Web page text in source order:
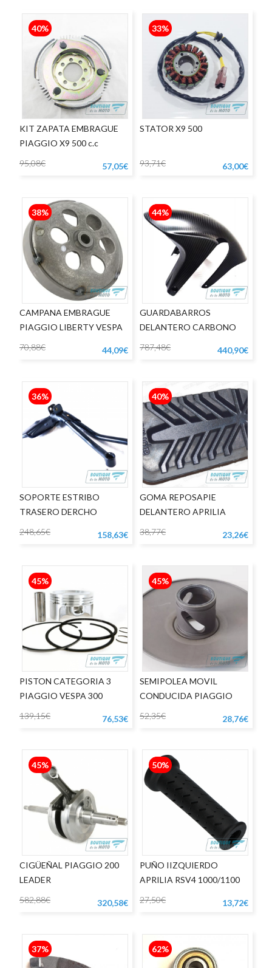
40%
KIT ZAPATA EMBRAGUE
PIAGGIO X9 500 c.c
95,08€
57,05€
33%
STATOR X9 500
93,71€ 63,00€
38%
CAMPANA EMBRAGUE
PIAGGIO LIBERTY VESPA
70,88€ 44,09€
44%
GUARDABARROS
DELANTERO CARBONO
787,48€ 440,90€
36%
SOPORTE ESTRIBO
TRASERO DERCHO
248,65€ 158,63€
40%
GOMA REPOSAPIE
DELANTERO APRILIA
38,77€ 23,26€
45%
PISTON CATEGORIA 3
PIAGGIO VESPA 300
139,15€
76,53€
45%
SEMIPOLEA MOVIL
CONDUCIDA PIAGGIO
52,35€ 28,76€
45%
CIGÜEÑAL PIAGGIO 200
LEADER
582,88€
320,58€
50%
PUÑO IIZQUIERDO
APRILIA RSV4 1000/1100
27,50€
13,72€
37% 62%